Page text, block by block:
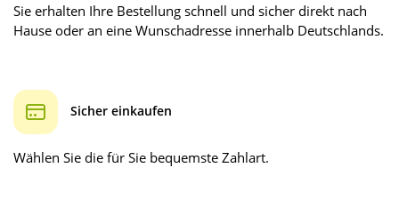
Sie erhalten Ihre Bestellung schnell und sicher direkt nach
Hause oder an eine Wunschadresse innerhalb Deutschlands.
Sicher einkaufen
Wählen Sie die für Sie bequemste Zahlart.